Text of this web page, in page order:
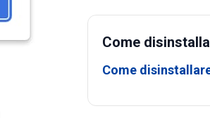
Come
Come